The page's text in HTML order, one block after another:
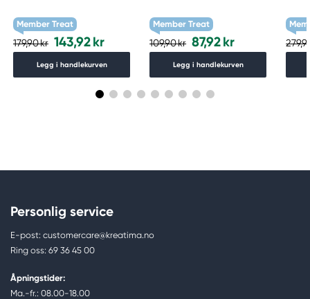
Member Treat
179,90 kr 143,92 kr
Legg i handlekurven
med kattetunge / filbert
Member Treat
109,90 kr 87,92 kr
Legg i handlekurven
Personlig service
E-post: customercare@kreatima.no
Ring oss: 69 36 45 00
Åpningstider:
Ma.-fr.: 08.00-18.00